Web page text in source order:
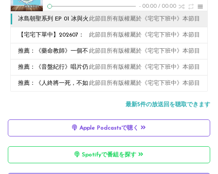
- 00:00 / 00:00
冰島朝聖系列 EP 01 冰與火
之地：朝聖的作品們
此節目所有版權屬於《宅宅下班中》本節目
【宅宅下單中】202607：
八月休息公告&七月超多書
的！
此節目所有版權屬於《宅宅下班中》本節目
推薦：《藥命教師》一個不
小心，小命不保
此節目所有版權屬於《宅宅下班中》本節目
推薦：《音盤紀行》唱片仍
在，故事仍在
此節目所有版權屬於《宅宅下班中》本節目
推薦：《人終將一死，不如 此節目所有版權屬於《宅宅下班中》本節目
最新5件の放送回を聴取できます
Apple Podcastsで聴く
Spotifyで番組を探す